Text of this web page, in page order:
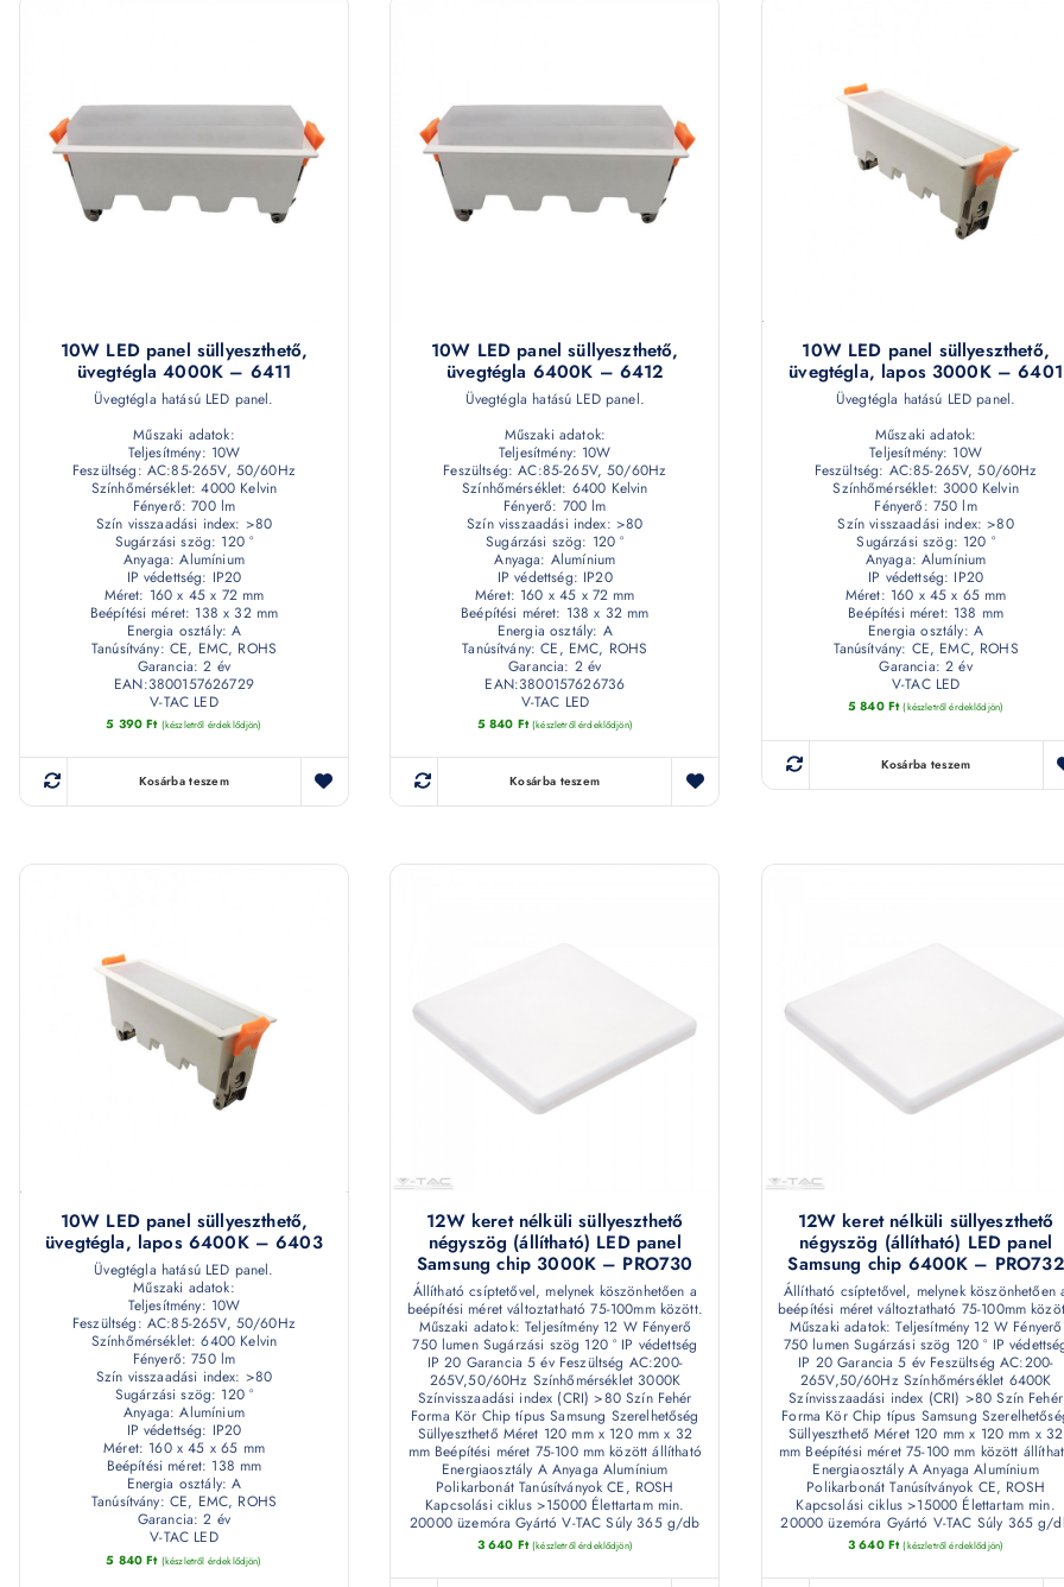
10W LED panel süllyeszthető,
üvegtégla 4000K – 6411
Üvegtégla hatású LED panel.
Műszaki adatok:
Teljesítmény: 10W
Feszültség: AC:85-265V, 50/60Hz
Színhőmérséklet: 4000 Kelvin
Fényerő: 700 lm
Szín visszaadási index: >80
Sugárzási szög: 120 °
Anyaga: Alumínium
IP védettség: IP20
Méret: 160 x 45 x 72 mm
Beépítési méret: 138 x 32 mm
Energia osztály: A
Tanúsítvány: CE, EMC, ROHS
Garancia: 2 év
EAN:3800157626729
V-TAC LED
5 390Ft (készletről érdeklődjön)
Kosárba teszem
10W LED panel süllyeszthető,
üvegtégla 6400K – 6412
Üvegtégla hatású LED panel.
Műszaki adatok:
Teljesítmény: 10W
Feszültség: AC:85-265V, 50/60Hz
Színhőmérséklet: 6400 Kelvin
Fényerő: 700 lm
Szín visszaadási index: >80
Sugárzási szög: 120 °
Anyaga: Alumínium
IP védettség: IP20
Méret: 160 x 45 x 72 mm
Beépítési méret: 138 x 32 mm
Energia osztály: A
Tanúsítvány: CE, EMC, ROHS
Garancia: 2 év
EAN:3800157626736
V-TAC LED
5 840 Ft (készletről érdeklődjön)
Kosárba teszem
10W LED panel süllyeszthető,
üvegtégla, lapos 3000K – 6401
Üvegtégla hatású LED panel.
Műszaki adatok:
Teljesítmény: 10W
Feszültség: AC:85-265V, 50/60Hz
Színhőmérséklet: 3000 Kelvin
Fényerő: 750 lm
Szín visszaadási index: >80
Sugárzási szög: 120 °
Anyaga: Alumínium
IP védettség: IP20
Méret: 160 x 45 x 65 mm
Beépítési méret: 138 mm
Energia osztály: A
Tanúsítvány: CE, EMC, ROHS
Garancia: 2 év
V-TAC LED
5 840 Ft (készletről érdeklődjön)
Kosárba teszem
10W LED panel süllyeszthető,
üvegtégla, lapos 6400K – 6403
Üvegtégla hatású LED panel.
Műszaki adatok:
Teljesítmény: 10W
Feszültség: AC:85-265V, 50/60Hz
Színhőmérséklet: 6400 Kelvin
Fényerő: 750 lm
Szín visszaadási index: >80
Sugárzási szög: 120 °
Anyaga: Alumínium
IP védettség: IP20
Méret: 160 x 45 x 65 mm
Beépítési méret: 138 mm
Energia osztály: A
Tanúsítvány: CE, EMC, ROHS
Garancia: 2 év
V-TAC LED
5 840Ft (készletről érdeklődjön)
12W keret nélküli süllyeszthető
négyszög (állítható) LED panel
Samsung chip 3000K – PRO730
Állítható csíptetővel, melynek köszönhetően a
beépítési méret változtatható 75-100mm között.
Műszaki adatok: Teljesítmény 12 W Fényerő
750 lumen Sugárzási szög 120 ° IP védettség
IP 20 Garancia 5 év Feszültség AC:200-
265V,50/60Hz Színhőmérséklet 3000K
Színvisszaadási index (CRI) >80 Szín Fehér
Forma Kör Chip típus Samsung Szerelhetőség
Süllyeszthető Méret 120 mm x 120 mm x 32
mm Beépítési méret 75-100 mm között állítható
Energiaosztály A Anyaga Alumínium
Polikarbonát Tanúsítványok CE, ROSH
Kapcsolási ciklus >15000 Élettartam min.
20000 üzemóra Gyártó V-TAC Súly 365 g/db
3 640 Ft (készletről érdeklődjön)
12W keret nélküli süllyeszthető
négyszög (állítható) LED panel
Samsung chip 6400K – PRO732
Állítható csíptetővel, melynek köszönhetően
beépítési méret változtatható 75-100mm
Műszaki adatok: Teljesítmény 12 W Fényerő
750 lumen Sugárzási szög 120 ° IP
IP 20 Garancia 5 év Feszültség AC:200-
265V,50/60Hz Színhőmérséklet 6400K
Színvisszaadási index (CRI) >80 Szín Fehér
Forma Kör Chip típus Samsung
Süllyeszthető Méret 120 mm x 120 mm x 32
mm Beépítési méret 75-100 mm között
Energiaosztály A Anyaga Alumínium
Polikarbonát Tanúsítványok CE, ROSH
Kapcsolási ciklus >15000 Élettartam min.
20000 üzemóra Gyártó V-TAC Súly 365 g/
3 640 Ft (készletről érdeklődjön)